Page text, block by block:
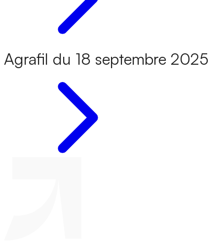
Agrafil du 18 septembre 2025